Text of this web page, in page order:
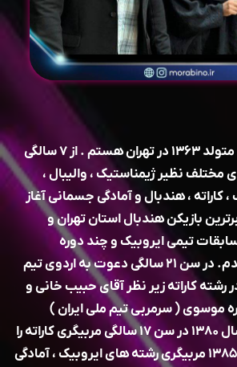
اینجانب سارا آزادی متولد ۱۳۶۳ در تهران هستم . از ۷ سالگی
مختلف نظیر ژیمناستیک ، والیبال ،
کاراته ، هندبال و آمادگی جسمانی آغاز
بازیکن هندبال استان تهران و
تیمی ایروبیک و چند دوره
مسابقات کاراته شدم. در سن ۲۱ سالگی دعوت به اردوی تیم
رشته کاراته زیر نظر آقای حبیب خانی و
موسوی ( سرمربی تیم ملی ایران )
آموزش دیدم . از سال ۱۳۸۰ در سن ۱۷ سالگی مربیگری کاراته را
آغاز کردم و از سال ۱۳۸۵ مربیگری رشته های ایروبیک ، آمادگی